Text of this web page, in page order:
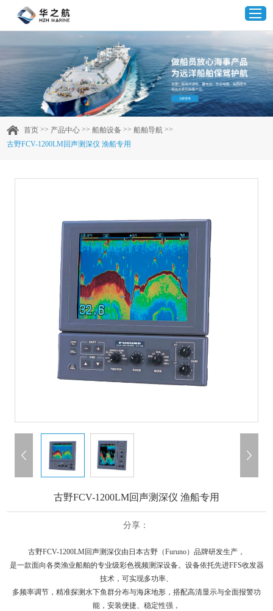
首页
产品中心
企业实力
客户案例
联系我们
首页 >> 产品中心 >>船舶设备 >>船舶导航 >>
古野FCV-1200LM回声测深仪 渔船专用
古野FCV-1200LM回声测深仪 渔船专用
分享：
古野FCV-1200LM回声测深仪由日本古野（Furuno）品牌研发生产，
是一款面向各类渔业船舶的专业级彩色视频测深设备。设备依托先进FFS收发器
技术，可实现多功率、
多频率调节，精准探测水下鱼群分布与海床地形，搭配高清显示与全面报警功
能，安装便捷、稳定性强，